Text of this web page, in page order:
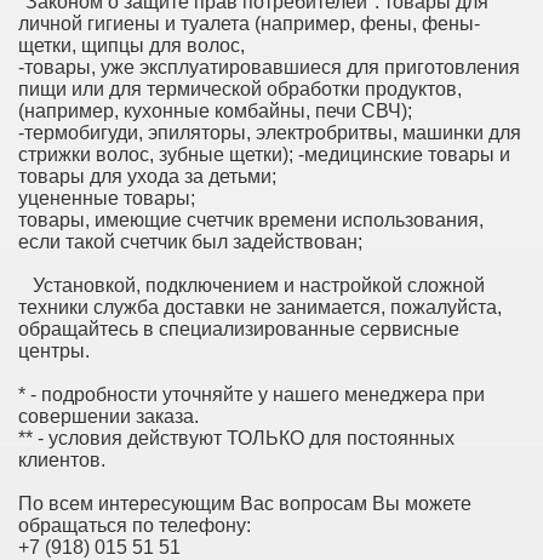
личной гигиены и туалета (например, фены, фены-
щетки, щипцы для волос,
-товары, уже эксплуатировавшиеся для приготовления
пищи или для термической обработки продуктов,
(например, кухонные комбайны, печи СВЧ);
-термобигуди, эпиляторы, электробритвы, машинки для
стрижки волос, зубные щетки); -медицинские товары и
товары для ухода за детьми;
уцененные товары;
товары, имеющие счетчик времени использования,
если такой счетчик был задействован;
Установкой, подключением и настройкой сложной
техники служба доставки не занимается, пожалуйста,
обращайтесь в специализированные сервисные
центры.
* - подробности уточняйте у нашего менеджера при
совершении заказа.
** - условия действуют ТОЛЬКО для постоянных
клиентов.
По всем интересующим Вас вопросам Вы можете
обращаться по телефону:
+7 (918) 015 51 51